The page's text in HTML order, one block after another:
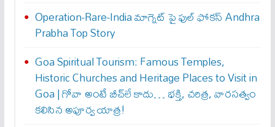
Operation-Rare-India మాగ్నెట్ పై ఫుల్ ఫోక‌స్ Andhra
Prabha Top Story
Goa Spiritual Tourism: Famous Temples,
Historic Churches and Heritage Places to Visit in
Goa | గోవా అంటే బీచ్‌లే కాదు… భక్తి, చరిత్ర, వారసత్వం
కలిసిన అపూర్వ యాత్ర!